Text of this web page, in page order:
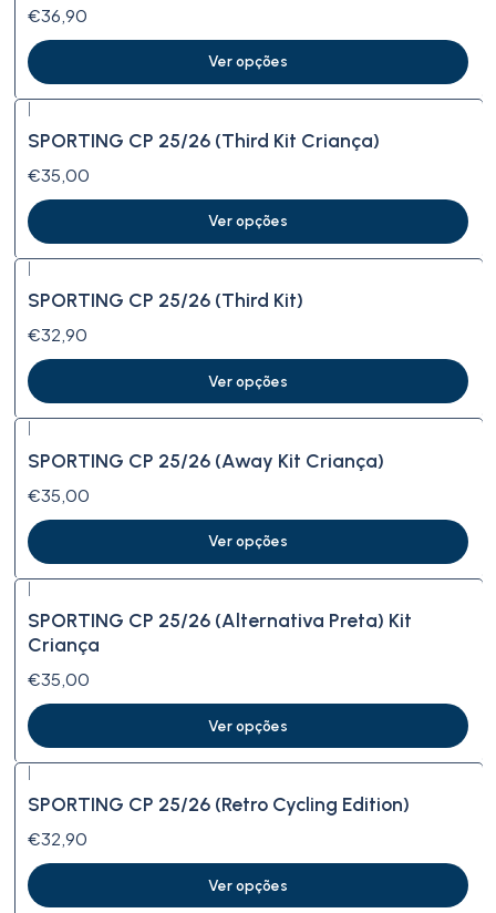
€36,90
Ver opções
|
SPORTING CP 25/26 (Third Kit Criança)
€35,00
Ver opções
SPORTING CP 25/26 (Third Kit)
€32,90
Ver opções
SPORTING CP 25/26 (Away Kit Criança)
€35,00
Ver opções
|
SPORTING CP 25/26 (Alternativa Preta) Kit
Criança
€35,00
Ver opções
SPORTING CP 25/26 (Retro Cycling Edition)
€32,90
Ver opções